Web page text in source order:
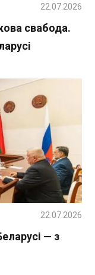
свабода.
22.07.2026
— з
22.07.2026